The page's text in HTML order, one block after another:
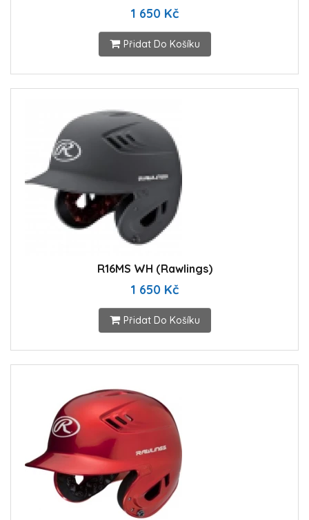
1 650 Kč
Přidat Do Košíku
R16MS WH (Rawlings)
1 650 Kč
Přidat Do Košíku